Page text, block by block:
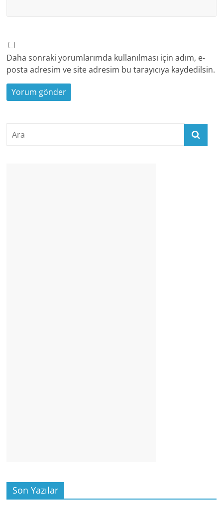
Daha sonraki yorumlarımda kullanılması için adım, e-
posta adresim ve site adresim bu tarayıcıya kaydedilsin.
Son Yazılar